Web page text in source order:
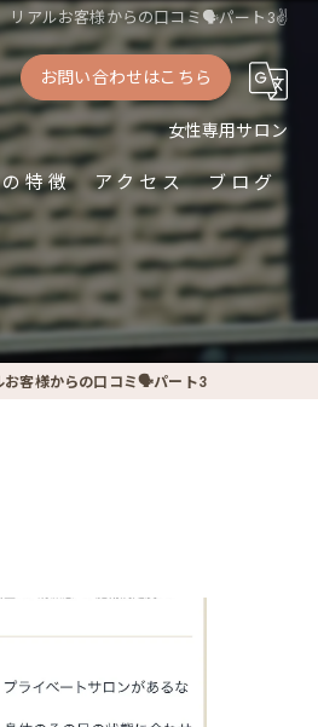
リアルお客様からの口コミ🗣️パート3✌️
お問い合わせはこちら
女性専用サロン
特徴 アクセス ブログ
お客様からの口コミ🗣️パート3